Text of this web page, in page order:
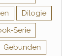
Dilogie
Serie
Gebunden